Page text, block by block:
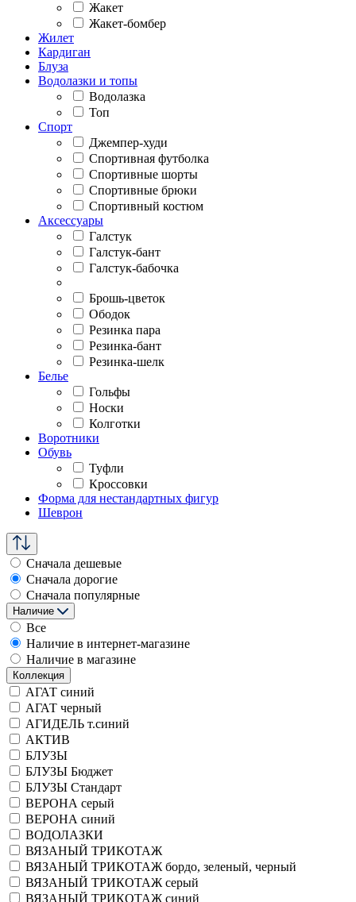
Жакет
Жакет-бомбер
Жилет
Кардиган
Блуза
Водолазки и топы
Водолазка
Топ
Спорт
Джемпер-худи
Спортивная футболка
Спортивные шорты
Спортивные брюки
Спортивный костюм
Аксессуары
Галстук
Галстук-бант
Галстук-бабочка
Брошь-цветок
Ободок
Резинка пара
Резинка-бант
Резинка-шелк
Белье
Гольфы
Носки
Колготки
Воротники
Обувь
Туфли
Кроссовки
Форма для нестандартных фигур
Шеврон
Сначала дешевые
Сначала дорогие
Сначала популярные
Наличие
Все
Наличие в интернет-магазине
Наличие в магазине
Коллекция
АГАТ синий
АГАТ черный
АГИДЕЛЬ т.синий
АКТИВ
БЛУЗЫ
БЛУЗЫ Бюджет
БЛУЗЫ Стандарт
ВЕРОНА серый
ВЕРОНА синий
ВОДОЛАЗКИ
ВЯЗАНЫЙ ТРИКОТАЖ
ВЯЗАНЫЙ ТРИКОТАЖ бордо, зеленый, черный
ВЯЗАНЫЙ ТРИКОТАЖ серый
ВЯЗАНЫЙ ТРИКОТАЖ синий